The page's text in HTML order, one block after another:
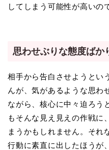
してしまう可能性が高いの
思わせぶりな態度ばか
相手から告白させようとい
んが、気があるような思わ
ながら、核心に中々迫ろう
もそんな見え見えの作戦に
まうかもしれません。それ
行動に素直に出したほうが